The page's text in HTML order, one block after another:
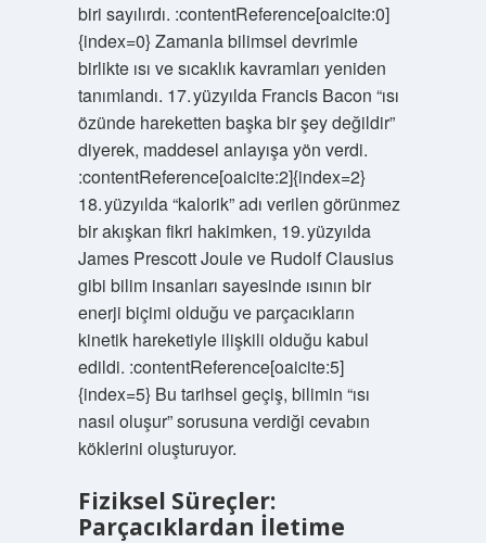
biri sayılırdı. :contentReference[oaicite:0]
{index=0} Zamanla bilimsel devrimle
birlikte ısı ve sıcaklık kavramları yeniden
tanımlandı. 17. yüzyılda Francis Bacon “ısı
özünde hareketten başka bir şey değildir”
diyerek, maddesel anlayışa yön verdi.
:contentReference[oaicite:2]{index=2}
18. yüzyılda “kalorik” adı verilen görünmez
bir akışkan fikri hakimken, 19. yüzyılda
James Prescott Joule ve Rudolf Clausius
gibi bilim insanları sayesinde ısının bir
enerji biçimi olduğu ve parçacıkların
kinetik hareketiyle ilişkili olduğu kabul
edildi. :contentReference[oaicite:5]
{index=5} Bu tarihsel geçiş, bilimin “ısı
nasıl oluşur” sorusuna verdiği cevabın
köklerini oluşturuyor.
Fiziksel Süreçler:
Parçacıklardan İletime